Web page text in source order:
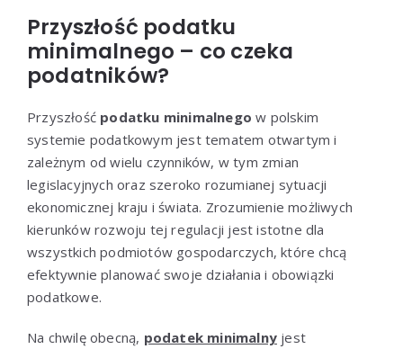
Przyszłość podatku
minimalnego – co czeka
podatników?
Przyszłość podatku minimalnego w polskim
systemie podatkowym jest tematem otwartym i
zależnym od wielu czynników, w tym zmian
legislacyjnych oraz szeroko rozumianej sytuacji
ekonomicznej kraju i świata. Zrozumienie możliwych
kierunków rozwoju tej regulacji jest istotne dla
wszystkich podmiotów gospodarczych, które chcą
efektywnie planować swoje działania i obowiązki
podatkowe.
Na chwilę obecną, podatek minimalny jest